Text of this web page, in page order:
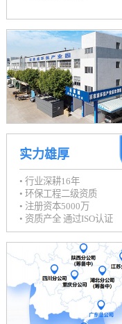
实力雄厚
• 行业深耕16年
• 环保工程二级资质
• 注册资本5000万
• 资质产全 通过ISO认证